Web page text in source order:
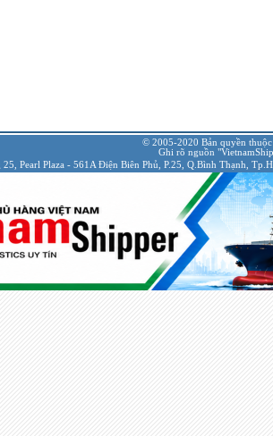
© 2005-2020 Bản quyền
Ghi rõ nguồn
25, Pearl Plaza - 561A Điện Biên Phủ, P.25, Q.Bình Thạnh,